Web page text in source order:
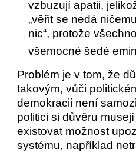
vzbuzují apatii,
„věřit se nedá
nic“, protože
všemocné šedé
Problém je v tom, že
takovým, vůči
demokracii není
politici si důvěru
existovat možnost
systému, například